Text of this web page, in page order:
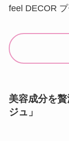
feel DECOR
美容成分を
ジュ」